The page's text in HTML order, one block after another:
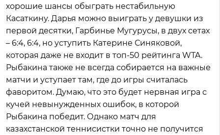
хорошие шансы обыграть нестабильную
Касаткину. Дарья можно выиграть у девушки из
первой десятки, Гарбинье Мугурусы, в двух сетах
– 6:4, 6:4, но уступить Катерине Синяковой,
которая даже не входит в топ-50 рейтинга WTA.
Рыбакина также не всегда собирается на важные
матчи и уступает там, где до игры считалась
фаворитом. Думаю, что это будет нервная игра с
кучей невынужденных ошибок, в которой
Рыбакина победит. Однако матч для
казахстанской теннисистки точно не получится